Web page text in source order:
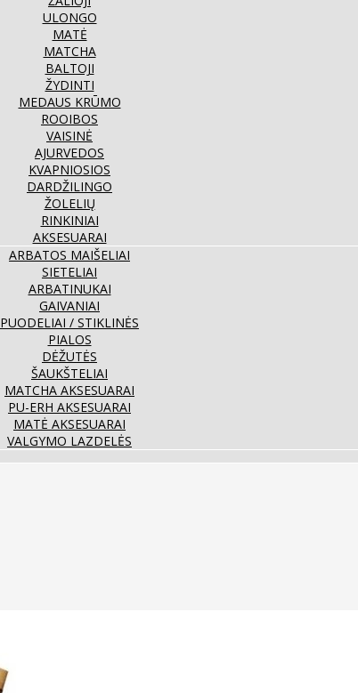
ULONGO
MATĖ
MATCHA
BALTOJI
ŽYDINTI
MEDAUS KRŪMO
ROOIBOS
VAISINĖ
AJURVEDOS
KVAPNIOSIOS
DARDŽILINGO
ŽOLELIŲ
RINKINIAI
AKSESUARAI
ARBATOS MAIŠELIAI
SIETELIAI
ARBATINUKAI
GAIVANIAI
PUODELIAI / STIKLINĖS
PIALOS
DĖŽUTĖS
ŠAUKŠTELIAI
MATCHA AKSESUARAI
PU-ERH AKSESUARAI
MATĖ AKSESUARAI
VALGYMO LAZDELĖS